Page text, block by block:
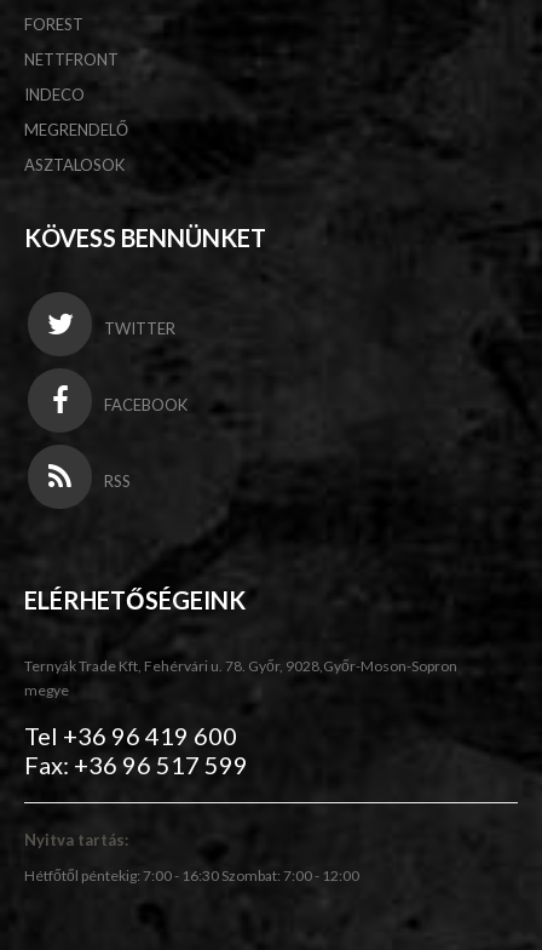
FOREST
NETTFRONT
INDECO
MEGRENDELŐ
ASZTALOSOK
KÖVESS BENNÜNKET
TWITTER
FACEBOOK
RSS
ELÉRHETŐSÉGEINK
Ternyák Trade Kft, Fehérvári u. 78. Győr, 9028,Győr-Moson-Sopron
megye
Tel +36 96 419 600
Fax: +36 96 517 599
Nyitva tartás:
Hétfőtől péntekig: 7:00 - 16:30 Szombat: 7:00 - 12:00